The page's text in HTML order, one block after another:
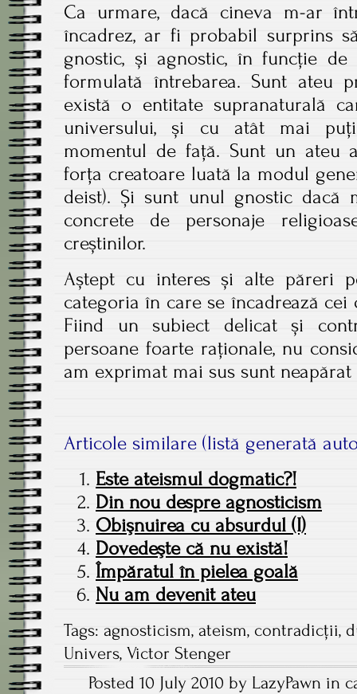
Ca urmare, dacă cineva m-ar
încadrez, ar fi probabil surprins
gnostic, și agnostic, în funcție
formulată întrebarea. Sunt ateu
există o entitate supranaturală
universului, și cu atât mai
momentul de față. Sunt un ateu
forța creatoare luată la modul
deist). Și sunt unul gnostic dacă
concrete de personaje
creștinilor.
Aștept cu interes și alte păreri
categoria în care se încadrează cei
Fiind un subiect delicat și
persoane foarte raționale, nu
am exprimat mai sus sunt
Articole similare (listă generată
Este ateismul dogmatic?!
Din nou despre agnosticism
Obişnuirea cu absurdul (I)
Dovedeşte că nu există!
Împăratul în pielea goală
Nu am devenit ateu
Tags: agnosticism, ateism, contradicții,
Univers, Victor Stenger
Posted 10 July 2010 by LazyPawn in